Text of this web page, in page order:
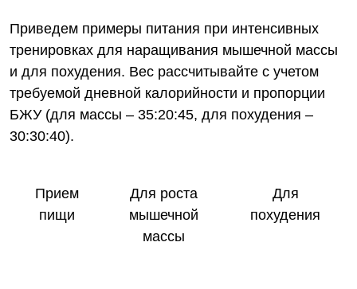
Приведем примеры питания при интенсивных
тренировках для наращивания мышечной массы
и для похудения. Вес рассчитывайте с учетом
требуемой дневной калорийности и пропорции
БЖУ (для массы – 35:20:45, для похудения –
30:30:40).
Прием
пищи
Для роста
мышечной
массы
Для
похудения